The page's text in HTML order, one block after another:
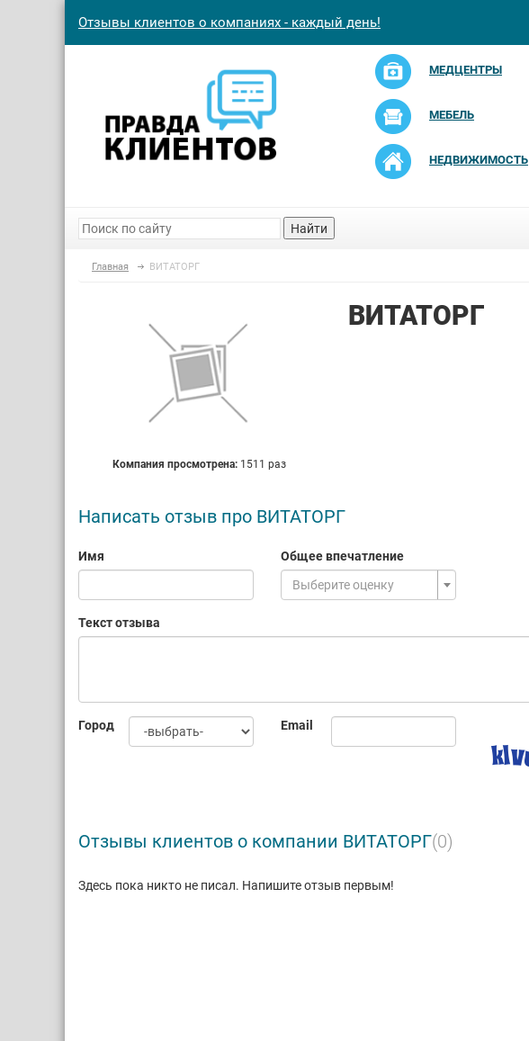
Отзывы клиентов о компаниях - каждый день!
МЕДЦЕНТРЫ
МЕБЕЛЬ
НЕДВИЖИМОСТЬ
Найти
Главная ВИТАТОРГ
Компания просмотрена: 1511 раз
ВИТАТОРГ
Написать отзыв про ВИТАТОРГ
Имя
Общее впечатление
Выберите оценку
Текст отзыва
Город Email
Отзывы клиентов о компании ВИТАТОРГ(0)
Здесь пока никто не писал. Напишите отзыв первым!